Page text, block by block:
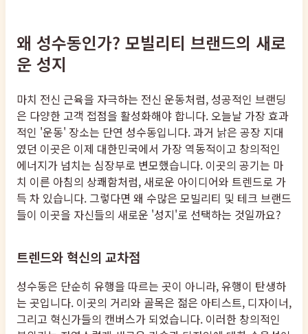
왜 성수동인가? 모빌리티 브랜드의 새로
운 성지
마치 전신 근육을 자극하는 전신 운동처럼, 성공적인 브랜딩
은 다양한 고객 접점을 활성화해야 합니다. 오늘날 가장 효과
적인 '운동' 장소는 단연 성수동입니다. 과거 낡은 공장 지대
였던 이곳은 이제 대한민국에서 가장 역동적이고 창의적인
에너지가 넘치는 심장부로 변모했습니다. 이곳의 공기는 마
치 이른 아침의 상쾌함처럼, 새로운 아이디어와 트렌드로 가
득 차 있습니다. 그렇다면 왜 수많은 모빌리티 및 테크 브랜드
들이 이곳을 자신들의 새로운 '성지'로 선택하는 것일까요?
트렌드와 혁신의 교차점
성수동은 단순히 유행을 따르는 곳이 아니라, 유행이 탄생하
는 곳입니다. 이곳의 거리와 골목은 젊은 아티스트, 디자이너,
그리고 혁신가들의 캔버스가 되었습니다. 이러한 창의적인